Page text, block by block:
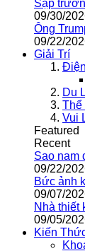
Sập
09/30/
Ông
09/22/
Giải Trí
Du
Thể
Vui
Featured
Recent
Sao nam
09/22/
Bức ảnh
09/07/
Nhà thiết
09/05/
Kiến